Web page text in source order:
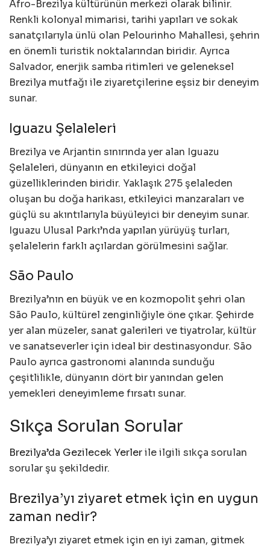
Afro-Brezilya kültürünün merkezi olarak bilinir.
Renkli kolonyal mimarisi, tarihi yapıları ve sokak
sanatçılarıyla ünlü olan Pelourinho Mahallesi, şehrin
en önemli turistik noktalarından biridir. Ayrıca
Salvador, enerjik samba ritimleri ve geleneksel
Brezilya mutfağı ile ziyaretçilerine eşsiz bir deneyim
sunar.
Iguazu Şelaleleri
Brezilya ve Arjantin sınırında yer alan Iguazu
Şelaleleri, dünyanın en etkileyici doğal
güzelliklerinden biridir. Yaklaşık 275 şelaleden
oluşan bu doğa harikası, etkileyici manzaraları ve
güçlü su akıntılarıyla büyüleyici bir deneyim sunar.
Iguazu Ulusal Parkı’nda yapılan yürüyüş turları,
şelalelerin farklı açılardan görülmesini sağlar.
São Paulo
Brezilya’nın en büyük ve en kozmopolit şehri olan
São Paulo, kültürel zenginliğiyle öne çıkar. Şehirde
yer alan müzeler, sanat galerileri ve tiyatrolar, kültür
ve sanatseverler için ideal bir destinasyondur. São
Paulo ayrıca gastronomi alanında sunduğu
çeşitlilikle, dünyanın dört bir yanından gelen
yemekleri deneyimleme fırsatı sunar.
Sıkça Sorulan Sorular
Brezilya’da Gezilecek Yerlerile ilgili sıkça sorulan
sorular şu şekildedir.
Brezilya’yı ziyaret etmek için en uygun
zaman nedir?
Brezilya’yı ziyaret etmek için en iyi zaman, gitmek